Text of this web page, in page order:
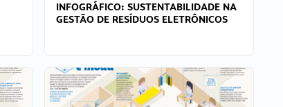
INFOGRÁFICO: SUSTENTABILIDADE NA
GESTÃO DE RESÍDUOS ELETRÔNICOS